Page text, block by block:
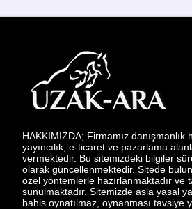
HAKKIMIZDA; Firmamız danışmanlık
yayıncılık, e-ticaret ve pazarlama
vermektedir. Bu sitemizdeki bilgiler
olarak güncellenmektedir. Sitede
özel yöntemlerle hazırlanmaktadır ve
sunulmaktadır. Sitemizde asla yasal
bahis oynatılmaz, oynanması tavsiye